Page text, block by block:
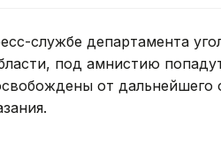
службе департамента
под амнистию
от дальнейшего